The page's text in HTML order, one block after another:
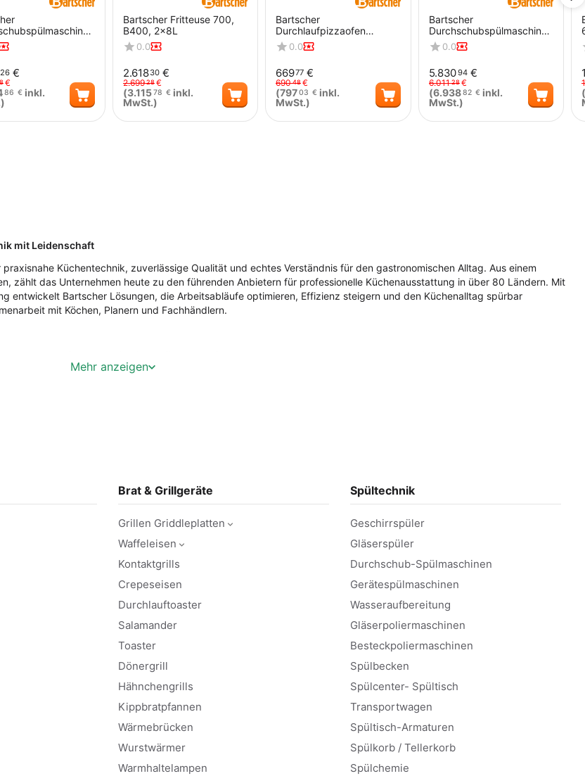
26 €
€
86 €inkl.
Bartscher Fritteuse 700,
B400, 2x8L
0.0
2.61830 €
2.69928€
(3.11578 €inkl.
MwSt.)
Bartscher
Durchlaufpizzaofen
3600TB10
0.0
66977 €
69048 €
(79703 € inkl.
MwSt.)
Bartscher
Durchschubspülmaschine
DS 600 LPR
0.0
5.83094 €
6.01128 €
(6.93882 €inkl.
MwSt.)
(
mit Leidenschaft
Küchentechnik, zuverlässige Qualität und echtes Verständnis für den gastronomischen Alltag. Aus einem
zählt das Unternehmen heute zu den führenden Anbietern für professionelle Küchenausstattung in über 80 Ländern. Mit
entwickelt Bartscher Lösungen, die Arbeitsabläufe optimieren, Effizienz steigern und den Küchenalltag spürbar
mit Köchen, Planern und Fachhändlern.
Jahres 2026“ und 2025, steht Bartscher für Qualität, Innovation und Kundenzufriedenheit. Auch unabhängige Institute
Mehr anzeigen
Brat & Grillgeräte
Grillen Griddleplatten
Waffeleisen
Kontaktgrills
Crepeseisen
Durchlauftoaster
Salamander
Toaster
Dönergrill
Hähnchengrills
Kippbratpfannen
Wärmebrücken
Wurstwärmer
Warmhaltelampen
Spültechnik
Geschirrspüler
Gläserspüler
Durchschub-Spülmaschinen
Gerätespülmaschinen
Wasseraufbereitung
Gläserpoliermaschinen
Besteckpoliermaschinen
Spülbecken
Spülcenter- Spültisch
Transportwagen
Spültisch-Armaturen
Spülkorb / Tellerkorb
Spülchemie